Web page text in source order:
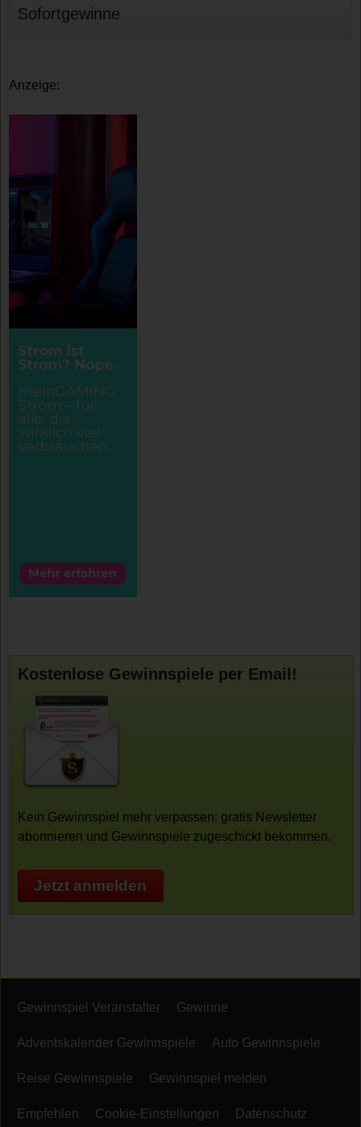
Sofortgewinne
Anzeige:
Kostenlose Gewinnspiele per Email!
Kein Gewinnspiel mehr verpassen: gratis Newsletter
abonnieren und Gewinnspiele zugeschickt bekommen.
Jetzt anmelden
Gewinnspiel Veranstalter Gewinne
Adventskalender Gewinnspiele Auto Gewinnspiele
Reise Gewinnspiele Gewinnspiel melden
Empfehlen Cookie-Einstellungen Datenschutz